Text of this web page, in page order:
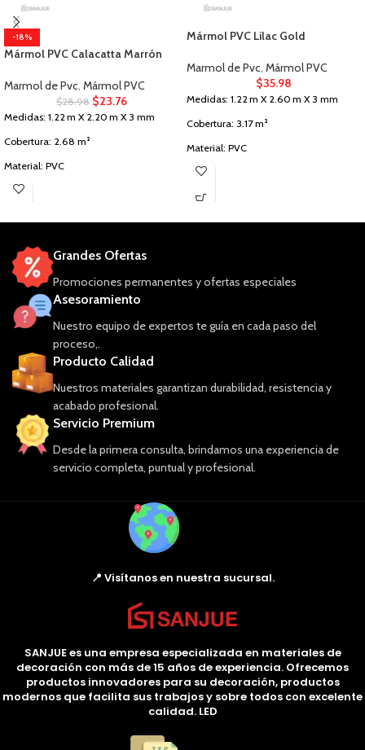
-18%
Mármol PVC Calacatta Marrón
Marmol de Pvc Mármol PVC
$28.98 $23.76
Medidas: 1.22 m X 2.20 m X 3 mm
Cobertura: 2.68 m²
Material: PVC
Uso: Paredes Interiores
Mármol PVC Lilac Gold
Marmol de Pvc Mármol PVC
$35.98
Medidas: 1.22 m X 2.60 m X 3 mm
Cobertura: 3.17 m²
Material: PVC
Uso: Paredes Interiores
Grandes Ofertas
Promociones permanentes y ofertas especiales
Asesoramiento
Nuestro equipo de expertos te guía en cada paso del
proceso,.
Producto Calidad
Nuestros materiales garantizan durabilidad, resistencia y
acabado profesional.
Servicio Premium
Desde la primera consulta, brindamos una experiencia de
servicio completa, puntual y profesional.
📍 Visítanos en nuestra sucursal.
SANJUE es una empresa especializada en materiales de
decoración con más de 15 años de experiencia. Ofrecemos
productos innovadores para su decoración, productos
modernos que facilita sus trabajos y sobre todos con excelente
calidad. LED